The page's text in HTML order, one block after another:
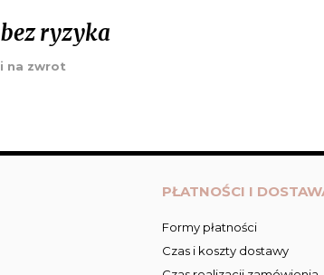
ryzyka
na zwrot
PŁATNOŚCI I
Formy płatności
Czas i koszty dostawy